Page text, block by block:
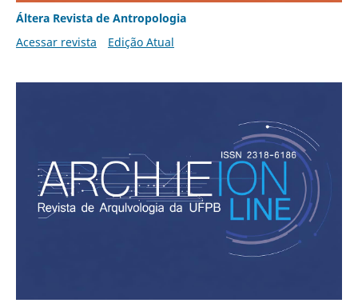
Áltera Revista de Antropologia
Acessar revista
Edição Atual